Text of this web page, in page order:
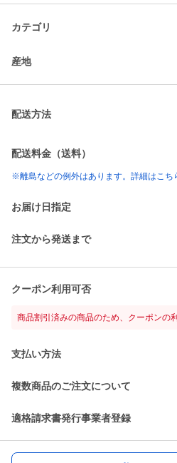
カテゴリ
産地
配送方法
配送料金（送料）
※離島などの例外はあります。詳細はこち
お届け日指定
注文から発送まで
クーポン利用可否
商品割引済みの商品のため、クーポンの
支払い方法
複数商品のご注文について
適格請求書発行事業者登録